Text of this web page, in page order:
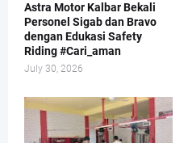
Astra Motor Kalbar Bekali
Personel Sigab dan Bravo
dengan Edukasi Safety
Riding #Cari_aman
July 30, 2026